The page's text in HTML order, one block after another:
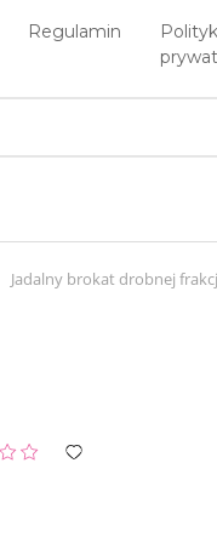
Regulamin
Jadalny brokat drobnej